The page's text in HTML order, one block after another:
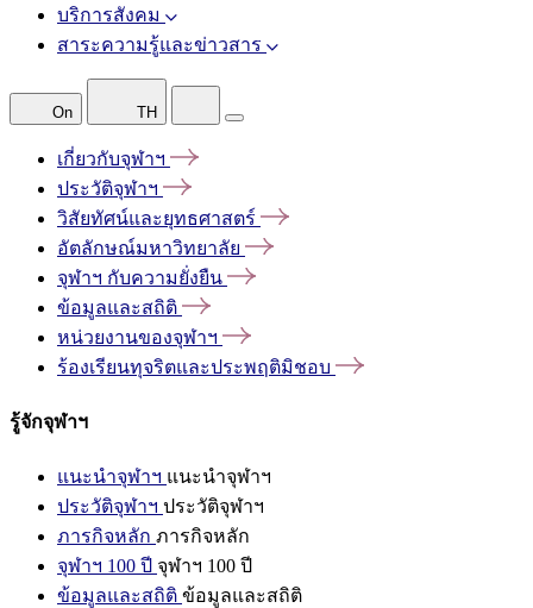
บริการสังคม
สาระความรู้และข่าวสาร
On TH
เกี่ยวกับจุฬาฯ
ประวัติจุฬาฯ
วิสัยทัศน์และยุทธศาสตร์
อัตลักษณ์มหาวิทยาลัย
จุฬาฯ กับความยั่งยืน
ข้อมูลและสถิติ
หน่วยงานของจุฬาฯ
ร้องเรียนทุจริตและประพฤติมิชอบ
รู้จักจุฬาฯ
แนะนำจุฬาฯ แนะนำจุฬาฯ
ประวัติจุฬาฯ ประวัติจุฬาฯ
ภารกิจหลัก ภารกิจหลัก
จุฬาฯ 100 ปี จุฬาฯ 100 ปี
ข้อมูลและสถิติ ข้อมูลและสถิติ